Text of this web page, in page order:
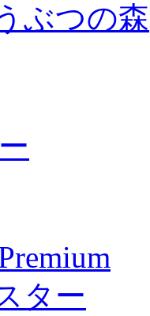
ぶつの森
ター